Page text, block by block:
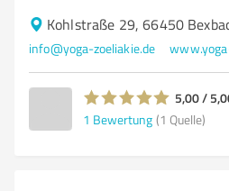
Kohlstraße 29, 66450
info@yoga-zoeliakie.de
5,00 /
1 Bewertung (1 Quelle)